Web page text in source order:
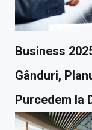
Business
Gânduri,
Purcedem la